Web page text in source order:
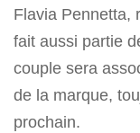
Flavia Pennetta,
fait aussi partie
couple sera
de la marque,
prochain.